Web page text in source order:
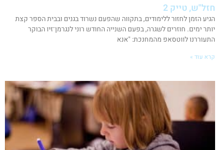
חזל"ש, טייק 2
הגיע הזמן לחזור ללימודים, בתקווה שהפעם נשרוד בגנים ובבית הספר קצת
יותר ימים. חוזרים לשגרה, בפעם השנייה החודש רוני לנגרמן־זיו הבוקר
התעוררנו לווטסאפ מהמחנכת: "אנא
קרא עוד »